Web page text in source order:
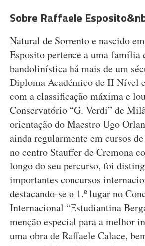
Sobre Raffaele
Natural de Sorrento e nascido
Esposito pertence a uma família
bandolinística há mais de um
Diploma Académico de II Nível
com a classificação máxima e
Conservatório “G. Verdi” de
orientação do Maestro Ugo
ainda regularmente em cursos
no centro Stauffer de Cremona
longo do seu percurso, foi
importantes concursos
destacando-se o 1.º lugar no
Internacional “Estudiantina
menção especial para a melhor
uma obra de Raffaele Calace,